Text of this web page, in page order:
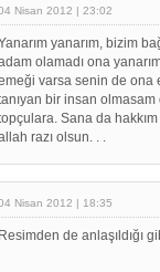
Nisan 2012 | 23:02
yanarım, bizim
olamadı ona
varsa senin de ona
bir insan
Sana da
razı olsun. . .
Nisan 2012 | 18:35
Resimden de anlaşıldığı